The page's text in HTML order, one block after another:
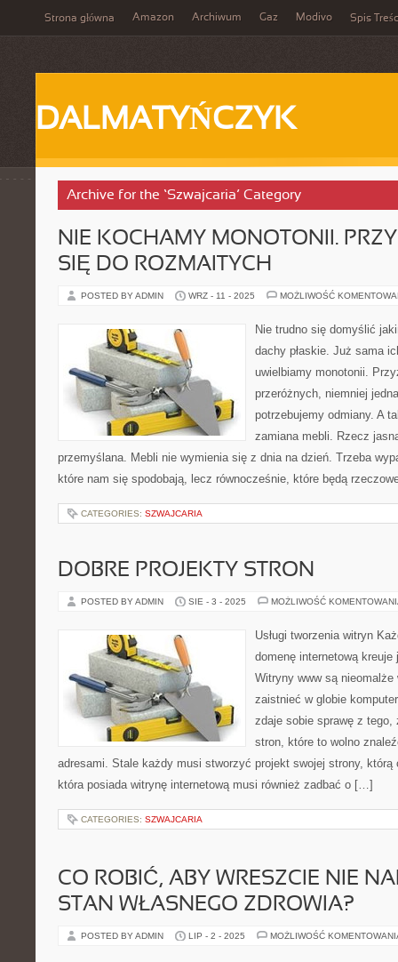
Strona główna Amazon Archiwum Gaz Modivo Spis
DALMATYŃCZYK
Archive for the ‘Szwajcaria’ Category
NIE KOCHAMY MONOTONII.
SIĘ DO ROZMAITYCH
POSTED BY ADMIN WRZ - 11 - 2025 MOŻLIWOŚĆ
Nie trudno się domyślić
dachy płaskie. Już sama
uwielbiamy monotonii.
przeróżnych, niemniej
potrzebujemy odmiany. A
zamiana mebli. Rzecz
przemyślana. Mebli nie wymienia się z dnia na dzień. Trzeba
które nam się spodobają, lecz równocześnie, które będą
CATEGORIES: SZWAJCARIA
DOBRE PROJEKTY STRON
POSTED BY ADMIN SIE - 3 - 2025 MOŻLIWOŚĆ
Usługi tworzenia witryn
domenę internetową
Witryny www są nieomalże
zaistnieć w globie
zdaje sobie sprawę z tego,
stron, które to wolno
adresami. Stale każdy musi stworzyć projekt swojej strony,
która posiada witrynę internetową musi również zadbać o […]
CATEGORIES: SZWAJCARIA
CO ROBIĆ, ABY WRESZCIE NIE
STAN WŁASNEGO ZDROWIA?
POSTED BY ADMIN LIP - 2 - 2025 MOŻLIWOŚĆ